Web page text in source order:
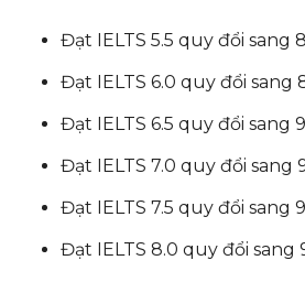
Đạt IELTS 5.5 quy đổi sang
Đạt IELTS 6.0 quy đổi sang
Đạt IELTS 6.5 quy đổi sang
Đạt IELTS 7.0 quy đổi sang
Đạt IELTS 7.5 quy đổi sang
Đạt IELTS 8.0 quy đổi sang